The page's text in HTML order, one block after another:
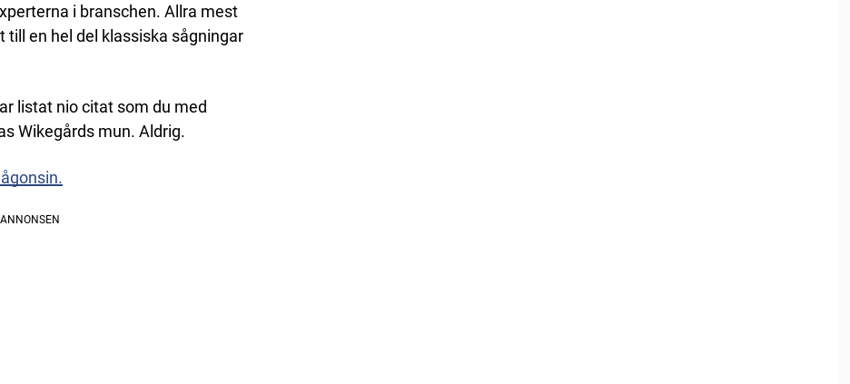
i branschen. Allra mest
till en hel del klassiska sågningar
listat nio citat som du med
Wikegårds mun. Aldrig.